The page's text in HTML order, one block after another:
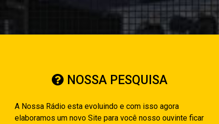
NOSSA PESQUISA
A Nossa Rádio esta evoluindo e com isso agora
elaboramos um novo Site para você nosso ouvinte ficar